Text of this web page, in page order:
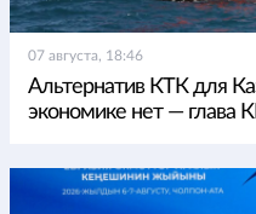
07 августа, 18:46
Альтернатив КТК для
экономике нет — глава